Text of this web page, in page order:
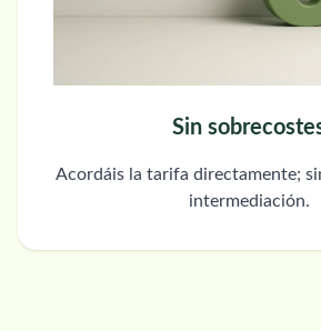
Sin
Acordáis la tarifa directamente;
intermediación.